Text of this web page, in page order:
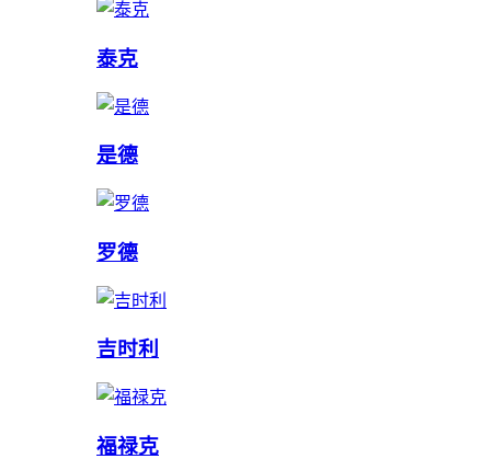
泰克
是德
罗德
吉时利
福禄克